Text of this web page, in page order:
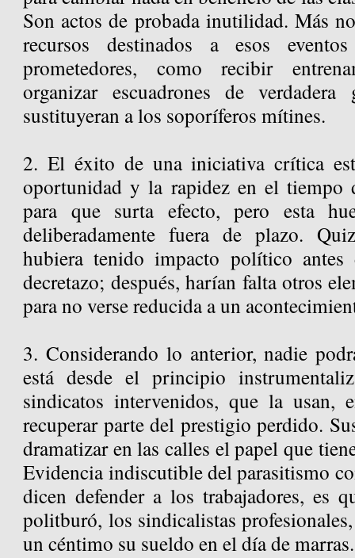
Son actos de probada inutilidad. Más
recursos destinados a esos
prometedores, como recibir
organizar escuadrones de
sustituyeran a los soporíferos mítines.
2. El éxito de una iniciativa crítica
oportunidad y la rapidez en el tiempo
para que surta efecto, pero esta
deliberadamente fuera de plazo.
hubiera tenido impacto político
decretazo; después, harían falta otros
para no verse reducida a un
3. Considerando lo anterior, nadie
está desde el principio
sindicatos intervenidos, que la usan,
recuperar parte del prestigio perdido.
dramatizar en las calles el papel que
Evidencia indiscutible del parasitismo
dicen defender a los trabajadores, es
politburó, los sindicalistas
un céntimo su sueldo en el día de marras.